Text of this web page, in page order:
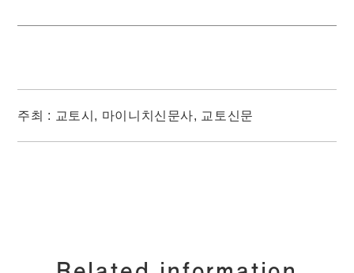
주최 : 교토시, 마이니치신문사, 교토신문